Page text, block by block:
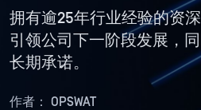
拥有逾25年行业经验的资深
引领公司下一阶段发展，
长期承诺。
作者： OPSWAT